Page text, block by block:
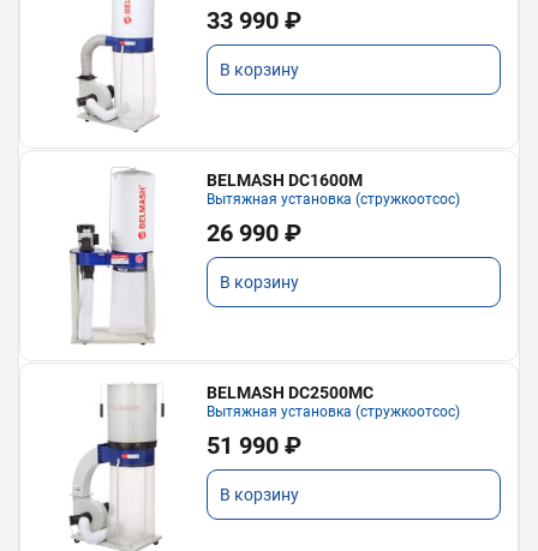
33 990 ₽
В корзину
BELMASH DC1600M
Вытяжная установка (стружкоотсос)
26 990 ₽
В корзину
BELMASH DC2500MC
Вытяжная установка (стружкоотсос)
51 990 ₽
В корзину